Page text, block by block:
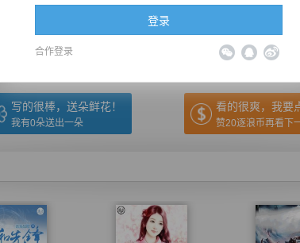
（← 快捷键 上一章 回目录 下一章 快捷键→）
写的很棒，送朵鲜花！
我有0朵送出一朵
看的很爽，我要
赞20逐浪币再看下
登录
合作登录